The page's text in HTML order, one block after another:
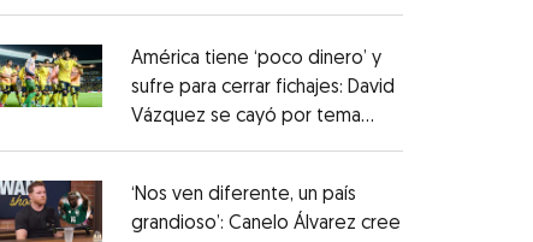
Opens in new window
América tiene ‘poco dinero’ y
sufre para cerrar fichajes: David
Vázquez se cayó por tema
‘Nos ven diferente, un país
grandioso’: Canelo Álvarez cree